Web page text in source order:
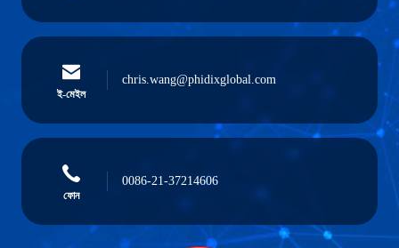
ই-মেইল
chris.wang@phidixglobal.com
ফোন
0086-21-37214606